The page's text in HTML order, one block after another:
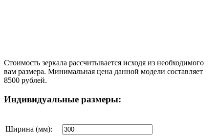
Стоимость зеркала рассчитывается исходя из необходимого
вам размера. Минимальная цена данной модели составляет
8500 рублей.
Индивидуальные размеры:
Ширина (мм):